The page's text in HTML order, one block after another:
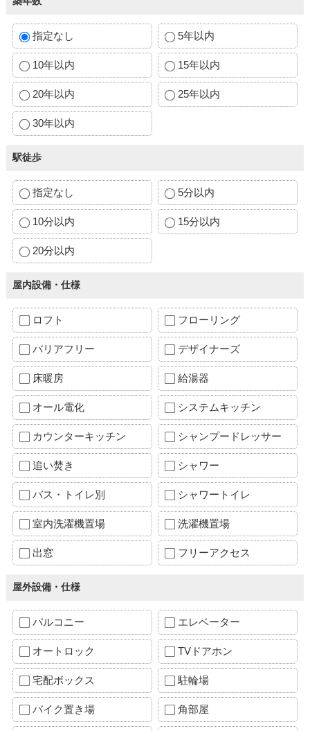
指定なし 5年以内
10年以内 15年以内
20年以内 25年以内
30年以内
駅徒歩
指定なし 5分以内
10分以内 15分以内
20分以内
屋内設備・仕様
ロフト フローリング
バリアフリー デザイナーズ
床暖房 給湯器
オール電化 システムキッチン
カウンターキッチン シャンプードレッサー
追い焚き シャワー
バス・トイレ別 シャワートイレ
室内洗濯機置場 洗濯機置場
出窓 フリーアクセス
屋外設備・仕様
バルコニー エレベーター
オートロック TVドアホン
宅配ボックス 駐輪場
バイク置き場 角部屋